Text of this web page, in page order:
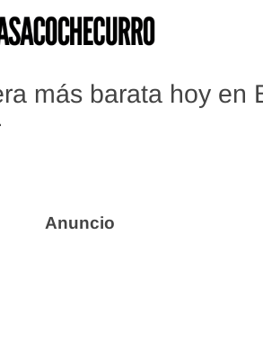
más barata hoy en